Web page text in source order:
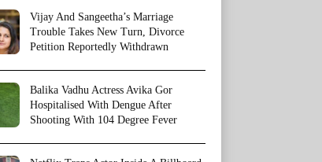
Vijay And Sangeetha’s Marriage
Trouble Takes New Turn, Divorce
Petition Reportedly Withdrawn
Balika Vadhu Actress Avika Gor
Hospitalised With Dengue After
Shooting With 104 Degree Fever